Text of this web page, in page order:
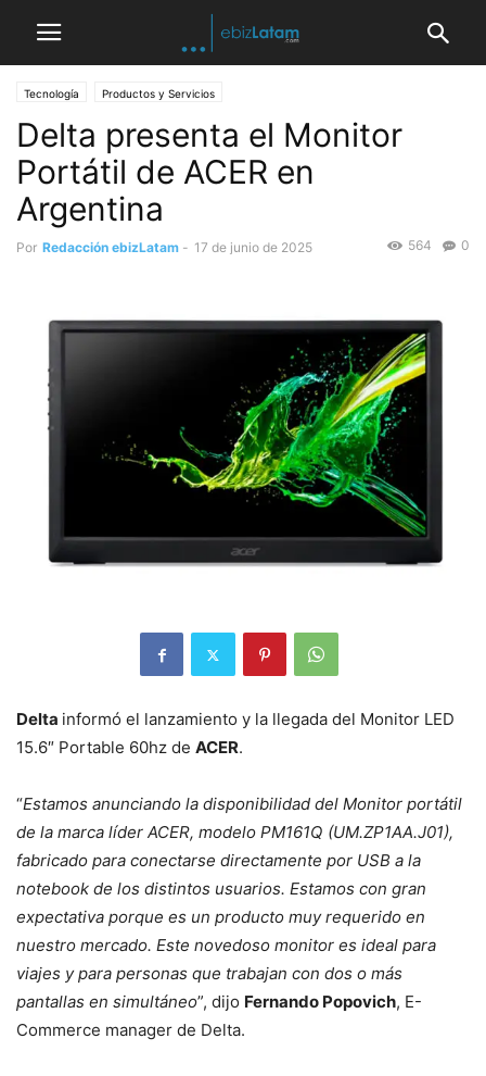
Tecnología Productos y Servicios
Delta presenta el Monitor
Portátil de ACER en
Argentina
Por Redacción ebizLatam - 17 de junio de 2025 0
564
Delta informó el lanzamiento y la llegada del Monitor LED
15.6″ Portable 60hz de ACER.
“Estamos anunciando la disponibilidad del Monitor portátil
de la marca líder ACER, modelo PM161Q (UM.ZP1AA.J01),
fabricado para conectarse directamente por USB a la
notebook de los distintos usuarios. Estamos con gran
expectativa porque es un producto muy requerido en
nuestro mercado. Este novedoso monitor es ideal para
viajes y para personas que trabajan con dos o más
pantallas en simultáneo”, dijo Fernando Popovich, E-
Commerce manager de Delta.